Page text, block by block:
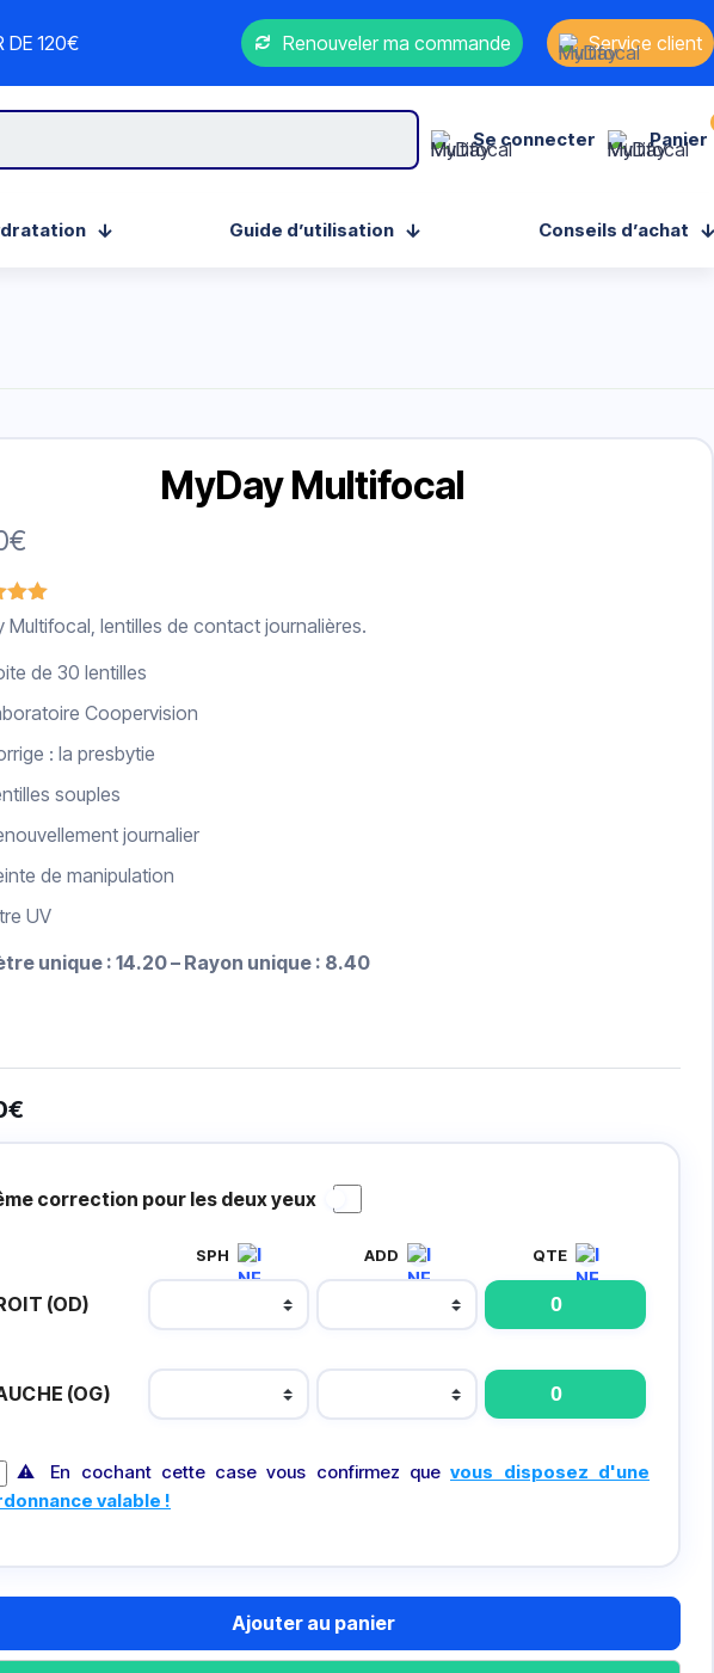
DE 120€ Renouveler ma commande Service client
Se connecter Panier
Guide d’utilisation Conseils d’achat
MyDay Multifocal
€
Multifocal, lentilles de contact journalières.
de 30 lentilles
Coopervision
: la presbytie
souples
journalier
de manipulation
UV
unique : 14.20 – Rayon unique : 8.40
€
correction pour les deux yeux
SPH ADD QTE
(OD)
(OG)
⚠ En cochant cette case vous confirmez que vous disposez d'une
valable !
Ajouter au panier